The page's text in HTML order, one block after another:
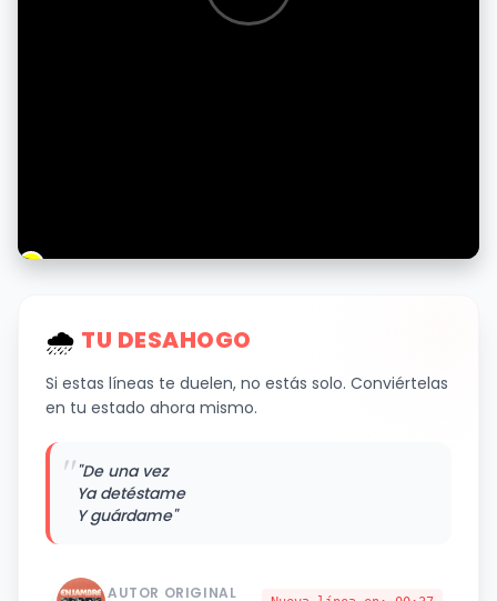
🌧 ️ TU DESAHOGO
Si estas líneas te duelen, no estás solo. Conviértelas
en tu estado ahora mismo.
""De una vez
Ya detéstame
Y guárdame"
AUTOR ORIGINAL